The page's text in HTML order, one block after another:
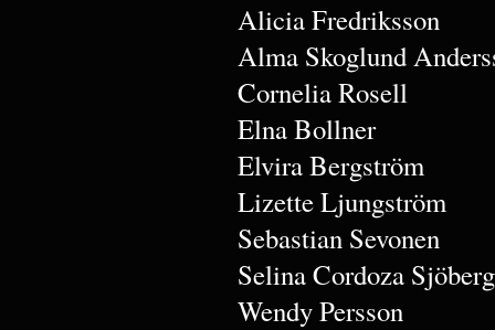
Alicia Fredriksson
Alma Skoglund
Cornelia Rosell
Elna Bollner
Elvira Bergström
Lizette Ljungström
Sebastian Sevonen
Selina Cordoza Sjöberg
Wendy Persson